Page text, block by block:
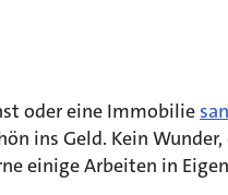
oder eine Immobilie
ins Geld. Kein Wunder,
einige Arbeiten in